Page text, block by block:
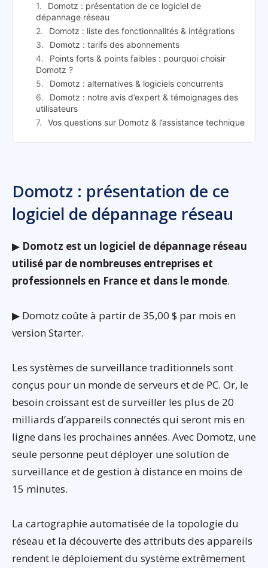
Domotz : présentation de ce logiciel de
dépannage réseau
Domotz : liste des fonctionnalités & intégrations
Domotz : tarifs des abonnements
Points forts & points faibles : pourquoi choisir
Domotz ?
Domotz : alternatives & logiciels concurrents
Domotz : notre avis d’expert & témoignages des
utilisateurs
Vos questions sur Domotz & l’assistance technique
Domotz : présentation de ce
logiciel de dépannage réseau
▶ Domotz est un logiciel de dépannage réseau
utilisé par de nombreuses entreprises et
professionnels en France et dans le monde.
▶ Domotz coûte à partir de 35,00 $ par mois en
version Starter.
Les systèmes de surveillance traditionnels sont
conçus pour un monde de serveurs et de PC. Or, le
besoin croissant est de surveiller les plus de 20
milliards d’appareils connectés qui seront mis en
ligne dans les prochaines années. Avec Domotz, une
seule personne peut déployer une solution de
surveillance et de gestion à distance en moins de
15 minutes.
La cartographie automatisée de la topologie du
réseau et la découverte des attributs des appareils
rendent le déploiement du système extrêmement